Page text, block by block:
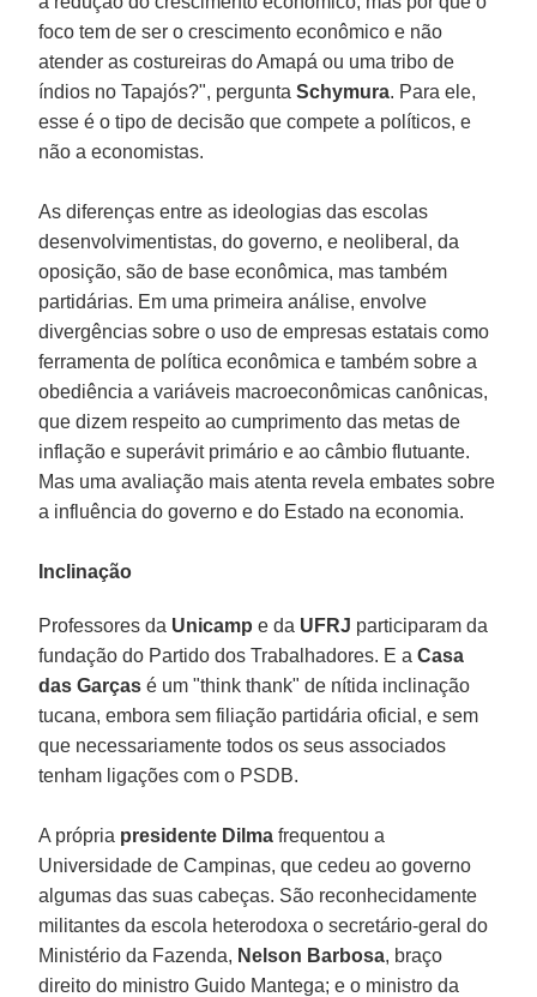
foco tem de ser o crescimento econômico e não
atender as costureiras do Amapá ou uma tribo de
índios no Tapajós?", perguntaSchymura. Para ele,
esse é o tipo de decisão que compete a políticos, e
não a economistas.
As diferenças entre as ideologias das escolas
desenvolvimentistas, do governo, e neoliberal, da
oposição, são de base econômica, mas também
partidárias. Em uma primeira análise, envolve
divergências sobre o uso de empresas estatais como
ferramenta de política econômica e também sobre a
obediência a variáveis macroeconômicas canônicas,
que dizem respeito ao cumprimento das metas de
inflação e superávit primário e ao câmbio flutuante.
Mas uma avaliação mais atenta revela embates sobre
a influência do governo e do Estado na economia.
Inclinação
Professores da Unicampe da UFRJ participaram da
fundação do Partido dos Trabalhadores. E aCasa
das Garças é um "think thank" de nítida inclinação
tucana, embora sem filiação partidária oficial, e sem
que necessariamente todos os seus associados
tenham ligações com o PSDB.
A própria presidente Dilma frequentou a
Universidade de Campinas, que cedeu ao governo
algumas das suas cabeças. São reconhecidamente
militantes da escola heterodoxa o secretário-geral do
Ministério da Fazenda, Nelson Barbosa, braço
direito do ministro Guido Mantega; e o ministro da